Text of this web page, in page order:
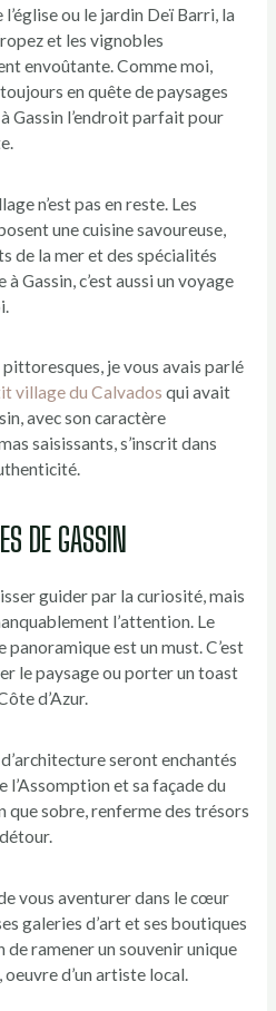
ou le jardin Deï Barri, la
et les vignobles
envoûtante. Comme moi,
en quête de paysages
Gassin l’endroit parfait pour
n’est pas en reste. Les
une cuisine savoureuse,
de la mer et des spécialités
Gassin, c’est aussi un voyage
je vous avais parlé
village du Calvados qui avait
avec son caractère
saisissants, s’inscrit dans
DE GASSIN
guider par la curiosité, mais
l’attention. Le
panoramique est un must. C’est
le paysage ou porter un toast
d’Azur.
seront enchantés
l’Assomption et sa façade du
que sobre, renferme des trésors
vous aventurer dans le cœur
galeries d’art et ses boutiques
de ramener un souvenir unique
d’un artiste local.